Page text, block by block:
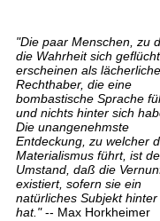
"Die paar Menschen, zu
die Wahrheit sich
erscheinen als lächerliche
Rechthaber, die eine
bombastische Sprache
und nichts hinter sich
Die unangenehmste
Entdeckung, zu welcher
Materialismus führt, ist
Umstand, daß die
existiert, sofern sie ein
natürliches Subjekt hinter
hat."-- Max Horkheimer